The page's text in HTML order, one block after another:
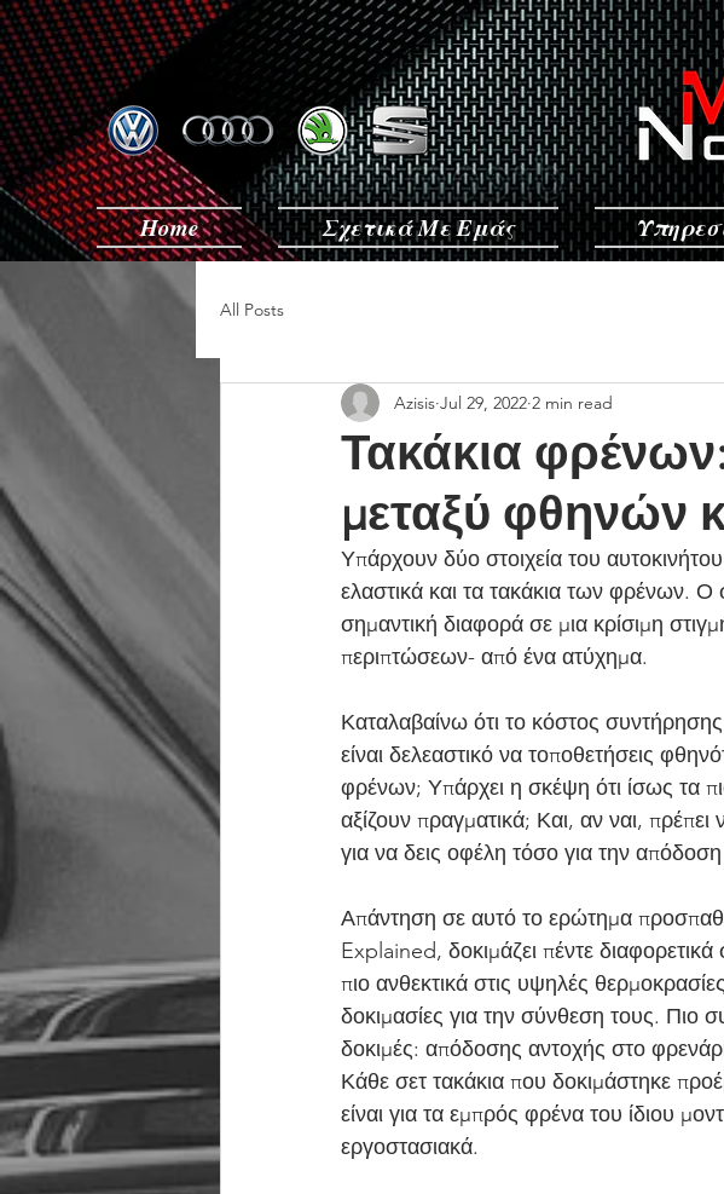
Home Σχετικά Με Εμάς
All Posts
Τακάκια
μεταξύ φθηνών
Azisis Jul 29, 2022 2 min read
Υπάρχουν δύο στοιχεία του
ελαστικά και τα τακάκια των φρένων.
σημαντική διαφορά σε μια κρίσιμη
περιπτώσεων- από ένα ατύχημα.
Καταλαβαίνω ότι το κόστος
είναι δελεαστικό να τοποθετήσεις
φρένων; Υπάρχει η σκέψη ότι ίσως τα
αξίζουν πραγματικά; Και, αν ναι,
για να δεις οφέλη τόσο για την
Απάντηση σε αυτό το ερώτημα
Explained, δοκιμάζει πέντε
πιο ανθεκτικά στις υψηλές
δοκιμασίες για την σύνθεση τους. Πιο
δοκιμές: απόδοσης αντοχής στο
Κάθε σετ τακάκια που δοκιμάστηκε
είναι για τα εμπρός φρένα του ίδιου
εργοστασιακά.